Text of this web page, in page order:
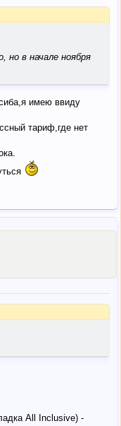
но в начале ноября
имею ввиду
тариф,где нет
All Inclusive) -